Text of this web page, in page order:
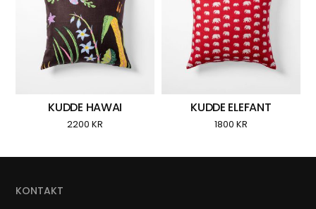
KUDDE HAWAI
2200KR
KUDDE ELEFANT
1800 KR
KONTAKT